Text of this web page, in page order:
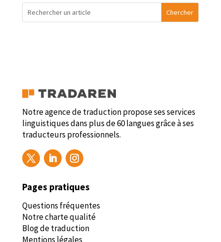
Notre agence de traduction propose ses services
linguistiques dans plus de 60 langues grâce à ses
traducteurs professionnels.
Pages pratiques
Questions fréquentes
Notre charte qualité
Blog de traduction
Mentions légales